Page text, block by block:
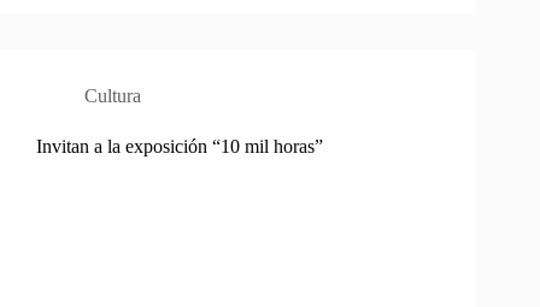
Cultura
Invitan a la exposición “10 mil horas”